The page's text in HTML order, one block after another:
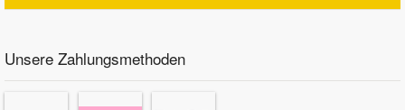
Unsere Zahlungsmethoden